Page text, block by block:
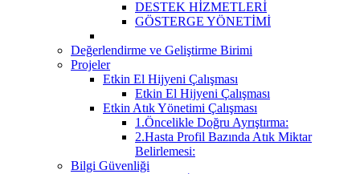
DESTEK HİZMETLERİ
GÖSTERGE YÖNETİMİ
Değerlendirme ve Geliştirme Birimi
Projeler
Etkin El Hijyeni Çalışması
Etkin El Hijyeni Çalışması
Etkin Atık Yönetimi Çalışması
1.Öncelikle Doğru Ayrıştırma:
2.Hasta Profil Bazında Atık Miktar
Belirlemesi:
Bilgi Güvenliği